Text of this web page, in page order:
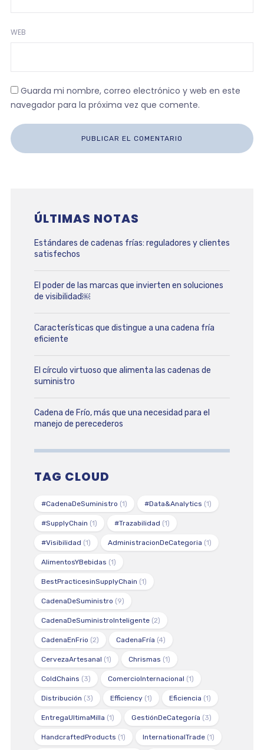
WEB
Guarda mi nombre, correo electrónico y web en este
navegador para la próxima vez que comente.
ÚLTIMAS NOTAS
Estándares de cadenas frías: reguladores y clientes
satisfechos
El poder de las marcas que invierten en soluciones
de visibilidad￼
Características que distingue a una cadena fría
eficiente
El círculo virtuoso que alimenta las cadenas de
suministro
Cadena de Frío, más que una necesidad para el
manejo de perecederos
TAG CLOUD
#CadenaDeSuministro (1) #Data&Analytics (1)
#SupplyChain (1) #Trazabilidad (1)
#Visibilidad (1) AdministracionDeCategoria (1)
AlimentosYBebidas (1)
BestPracticesinSupplyChain (1)
CadenaDeSuministro (9)
CadenaDeSuministroInteligente(2)
CadenaEnFrio (2) CadenaFría (4)
CervezaArtesanal (1) Chrismas (1)
ColdChains (3) ComercioInternacional (1)
Distribución (3) Efficiency(1) Eficiencia (1)
EntregaUltimaMilla (1) GestiónDeCategoría (3)
HandcraftedProducts (1) InternationalTrade(1)